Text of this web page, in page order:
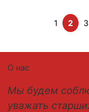
1 2 3
О нас
Мы будем
уважать